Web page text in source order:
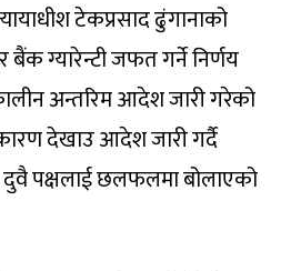
टेकप्रसाद ढुंगानाको
ग्यारेन्टी जफत गर्ने निर्णय
अन्तरिम आदेश जारी गरेको
देखाउ आदेश जारी गर्दै
पक्षलाई छलफलमा बोलाएको